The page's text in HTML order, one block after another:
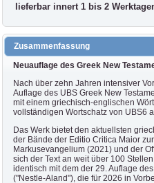
lieferbar innert 1 bis 2
Zusammenfassung
Neuauflage des Greek New
Nach über zehn Jahren intensiver
Auflage des UBS Greek New
mit einem griechisch-englischen
vollständigen Wortschatz von UBS6
Das Werk bietet den aktuellsten
der Bände der Editio Critica Maior
Markusevangelium (2021) und der
sich der Text an weit über 100
identisch mit dem der 29. Auflage
("Nestle-Aland"), die für 2026 in